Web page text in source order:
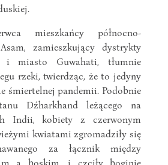
mieszkańcy północno-
zamieszkujący dystrykty
i miasto Guwahati, tłumnie
rzeki, twierdząc, że to jedyny
śmiertelnej pandemii. Podobnie
Dźharkhand leżącego na
Indii, kobiety z czerwonym
kwiatami zgromadziły się
za łącznik między
a boskim, i czciły boginię